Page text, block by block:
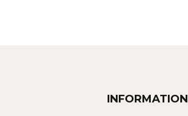
INFORMATION